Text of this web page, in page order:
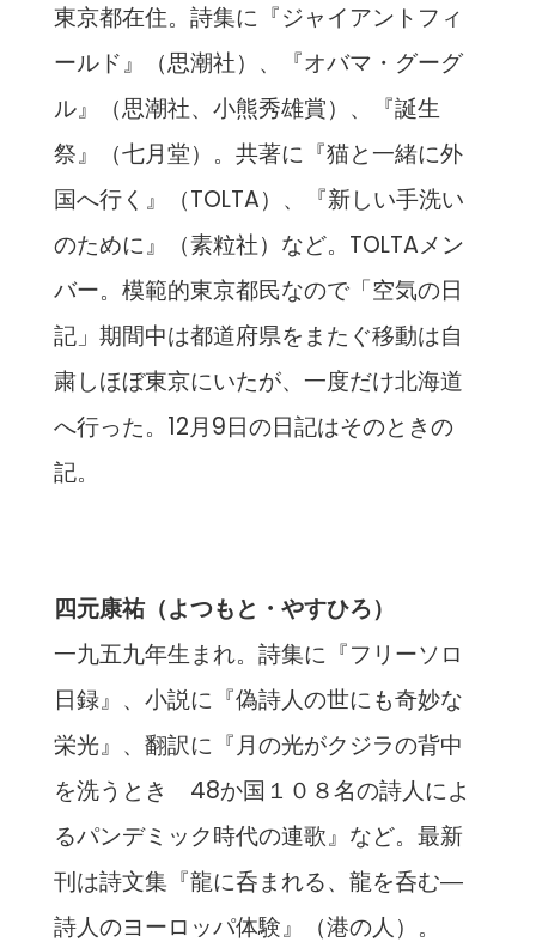
東京都在住。詩集に『ジャイアントフィ
ールド』（思潮社）、『オバマ・グーグ
ル』（思潮社、小熊秀雄賞）、『誕生
祭』（七月堂）。共著に『猫と一緒に外
国へ行く』（TOLTA）、『新しい手洗い
のために』（素粒社）など。TOLTAメン
バー。模範的東京都民なので「空気の日
記」期間中は都道府県をまたぐ移動は自
粛しほぼ東京にいたが、一度だけ北海道
へ行った。12月9日の日記はそのときの
記。
四元康祐（よつもと・やすひろ）
一九五九年生まれ。詩集に『フリーソロ
日録』、小説に『偽詩人の世にも奇妙な
栄光』、翻訳に『月の光がクジラの背中
を洗うとき 48か国１０８名の詩人によ
るパンデミック時代の連歌』など。最新
刊は詩文集『龍に呑まれる、龍を呑む―
詩人のヨーロッパ体験』（港の人）。